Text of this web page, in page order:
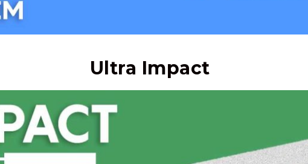
Ultra Impact